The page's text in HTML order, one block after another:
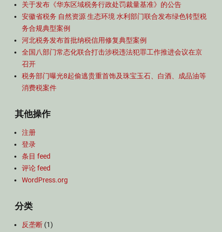
关于发布《华东区域税务行政处罚裁量基准》的公告
安徽省税务 自然资源 生态环境 水利部门联合发布绿色转型税
务合规典型案例
河北税务发布首批纳税信用修复典型案例
全国八部门常态化联合打击涉税违法犯罪工作推进会议在京
召开
税务部门曝光8起偷逃贵重首饰及珠宝玉石、白酒、成品油等
消费税案件
其他操作
注册
登录
条目 feed
评论 feed
WordPress.org
分类
反垄断 (1)